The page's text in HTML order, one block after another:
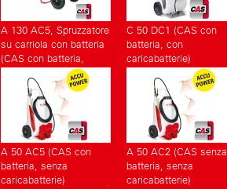
A 130 AC5, Spruzzatore
su carriola con batteria
(CAS con batteria,
senza caricabatterie)
C 50 DC1 (CAS con
batteria, con
caricabatterie)
A 50 AC5 (CAS con
batteria, senza
caricabatterie)
A 50 AC2 (CAS senza
batteria, senza
caricabatterie)